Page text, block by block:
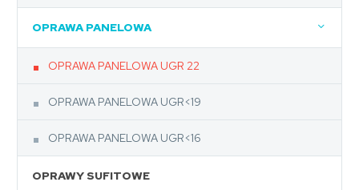
OPRAWA PANELOWA
OPRAWA PANELOWA UGR 22
OPRAWA PANELOWA UGR<19
OPRAWA PANELOWA UGR<16
OPRAWY SUFITOWE